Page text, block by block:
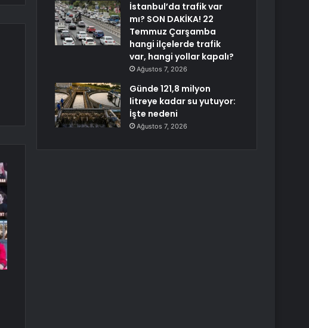
İstanbul’da trafik var
mı? SON DAKİKA! 22
Temmuz Çarşamba
hangi ilçelerde trafik
var, hangi yollar kapalı?
Ağustos 7, 2026
Günde 121,8 milyon
litreye kadar su yutuyor:
İşte nedeni
Ağustos 7, 2026